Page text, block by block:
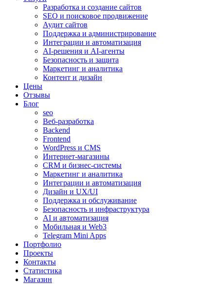
Разработка и создание сайтов
SEO и поисковое продвижение
Аудит сайтов
Поддержка и администрирование
Интеграции и автоматизация
AI-решения и AI-агенты
Безопасность и защита
Маркетинг и аналитика
Контент и дизайн
Цены
Отзывы
Блог
seo
Веб-разработка
Backend
Frontend
WordPress и CMS
Интернет-магазины
CRM и бизнес-системы
Маркетинг и аналитика
Интеграции и автоматизация
Дизайн и UX/UI
Поддержка и обслуживание
Безопасность и инфраструктура
AI и автоматизация
Мобильная и Web3
Telegram Mini Apps
Портфолио
Проекты
Контакты
Статистика
Магазин